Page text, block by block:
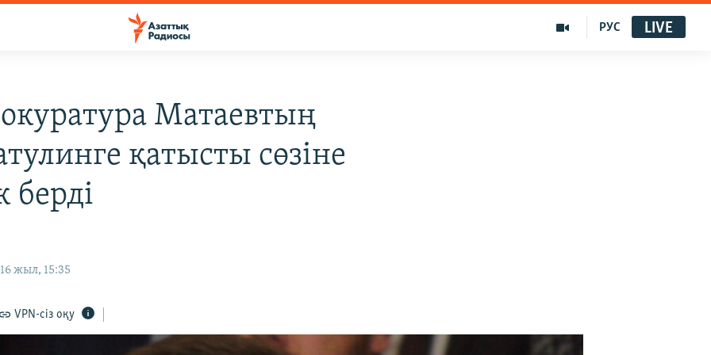
РУС LIVE
Матаевтың
қатысты сөзіне
берді
жыл, 15:35
VPN-сіз оқу